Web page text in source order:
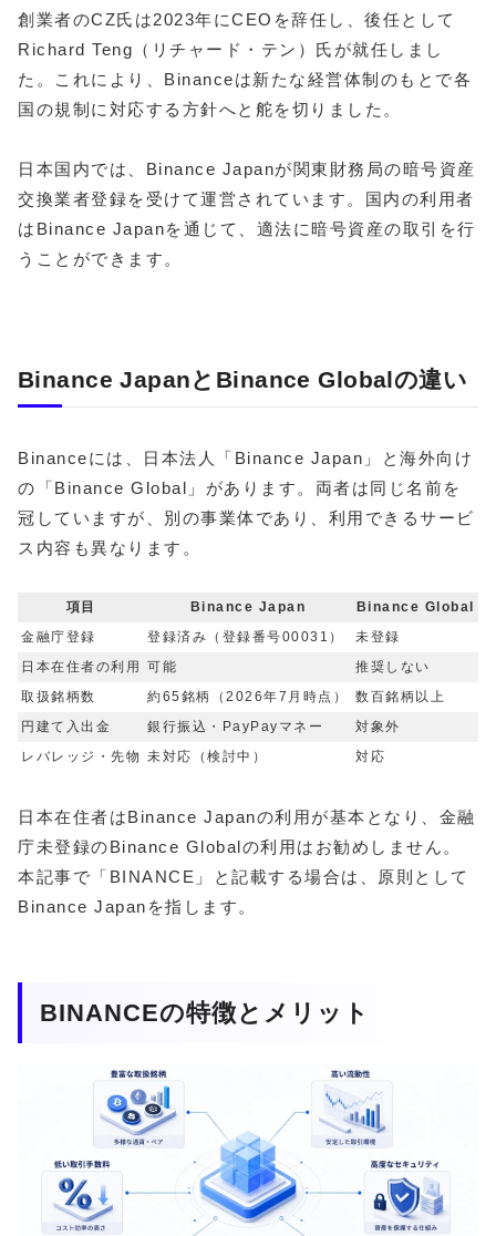
創業者のCZ氏は2023年にCEOを辞任し、後任として
Richard Teng（リチャード・テン）氏が就任しまし
た。これにより、Binanceは新たな経営体制のもとで各
国の規制に対応する方針へと舵を切りました。
日本国内では、Binance Japanが関東財務局の暗号資産
交換業者登録を受けて運営されています。国内の利用者
はBinance Japanを通じて、適法に暗号資産の取引を行
うことができます。
Binance JapanとBinance Globalの違い
Binanceには、日本法人「Binance Japan」と海外向け
の「Binance Global」があります。両者は同じ名前を
冠していますが、別の事業体であり、利用できるサービ
ス内容も異なります。
項目 Binance Japan
Binance Global
金融庁登録
登録済み（登録番号00031）
未登録
日本在住者の利用 可能
推奨しない
取扱銘柄数
約65銘柄（2026年7月時点）
数百銘柄以上
円建て入出金
銀行振込・PayPayマネー
対象外
レバレッジ・先物 未対応（検討中） 対応
日本在住者はBinance Japanの利用が基本となり、金融
庁未登録のBinance Globalの利用はお勧めしません。
本記事で「BINANCE」と記載する場合は、原則として
Binance Japanを指します。
BINANCEの特徴とメリット